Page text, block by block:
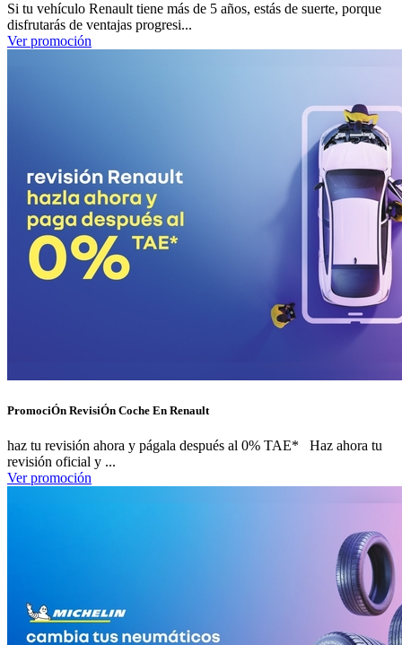
Si tu vehículo Renault tiene más de 5 años, estás de suerte, porque
disfrutarás de ventajas progresi...
Ver promoción
PromociÓn RevisiÓn Coche En Renault
haz tu revisión ahora y págala después al 0% TAE* Haz ahora tu
revisión oficial y ...
Ver promoción